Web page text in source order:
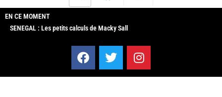
EN CE MOMENT
SENEGAL : Les petits calculs de Macky Sall